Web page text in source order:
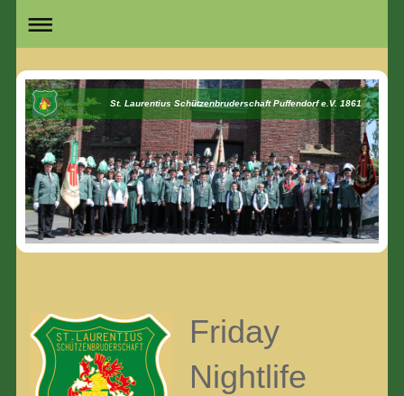
St. Laurentius Schützenbruderschaft Puffendorf e.V. 1861
Friday
Nightlife